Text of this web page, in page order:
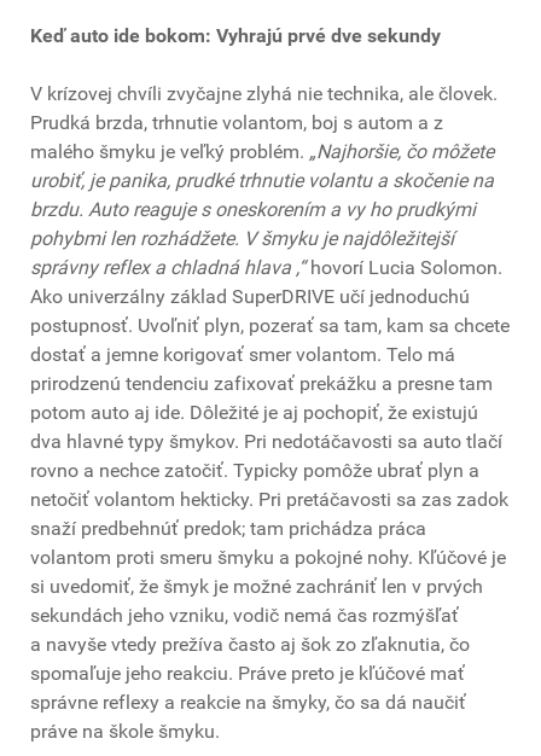
Keď auto ide bokom: Vyhrajú prvé dve sekundy
V krízovej chvíli zvyčajne zlyhá nie technika, ale človek.
Prudká brzda, trhnutie volantom, boj s autom a z
malého šmyku je veľký problém. „Najhoršie, čo môžete
urobiť, je panika, prudké trhnutie volantu a skočenie na
brzdu. Auto reaguje s oneskorením a vy ho prudkými
pohybmi len rozhádžete. V šmyku je najdôležitejší
správny reflex a chladná hlava ,“hovorí Lucia Solomon.
Ako univerzálny základ SuperDRIVE učí jednoduchú
postupnosť. Uvoľniť plyn, pozerať sa tam, kam sa chcete
dostať a jemne korigovať smer volantom. Telo má
prirodzenú tendenciu zafixovať prekážku a presne tam
potom auto aj ide. Dôležité je aj pochopiť, že existujú
dva hlavné typy šmykov. Pri nedotáčavosti sa auto tlačí
rovno a nechce zatočiť. Typicky pomôže ubrať plyn a
netočiť volantom hekticky. Pri pretáčavosti sa zas zadok
snaží predbehnúť predok; tam prichádza práca
volantom proti smeru šmyku a pokojné nohy. Kľúčové je
si uvedomiť, že šmyk je možné zachrániť len v prvých
sekundách jeho vzniku, vodič nemá čas rozmýšľať
a navyše vtedy prežíva často aj šok zo zľaknutia, čo
spomaľuje jeho reakciu. Práve preto je kľúčové mať
správne reflexy a reakcie na šmyky, čo sa dá naučiť
práve na škole šmyku.